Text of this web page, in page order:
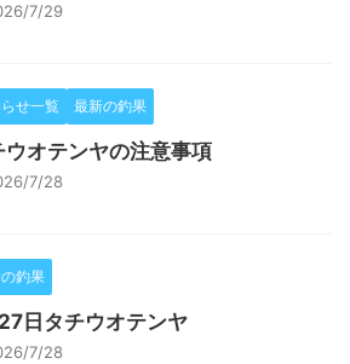
7/29
せ一覧 最新の釣果
ウオテンヤの注意事項
7/28
釣果
日タチウオテンヤ
7/28